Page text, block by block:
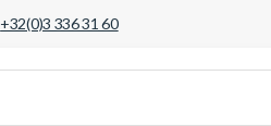
+32(0)3 336 31 60